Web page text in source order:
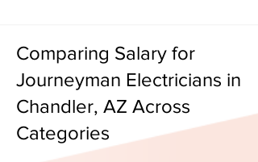
Comparing Salary for
Journeyman Electricians in
Chandler, AZ Across
Categories